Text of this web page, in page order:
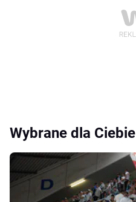
Wybrane dla Ciebie